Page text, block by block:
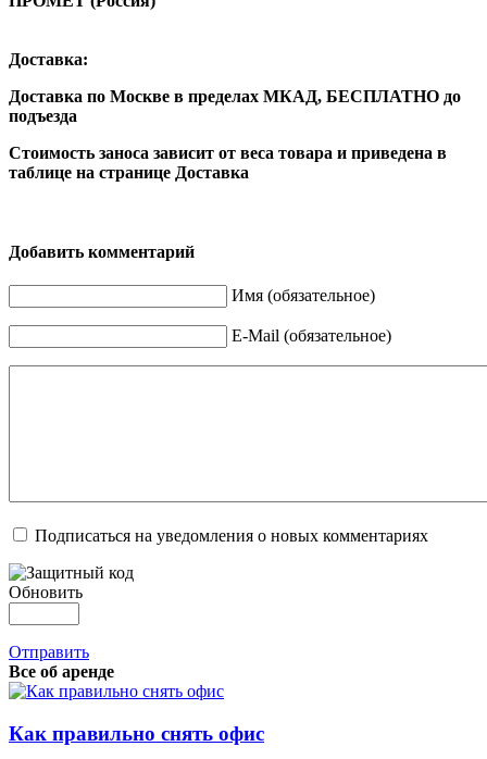
Доставка:
Доставка по Москве в пределах МКАД, БЕСПЛАТНО до
подъезда
Стоимость заноса зависит от веса товара и приведена в
таблице на странице Доставка
Добавить комментарий
Имя (обязательное)
E-Mail (обязательное)
Подписаться на уведомления о новых комментариях
Обновить
Отправить
Все об аренде
Как правильно снять офис